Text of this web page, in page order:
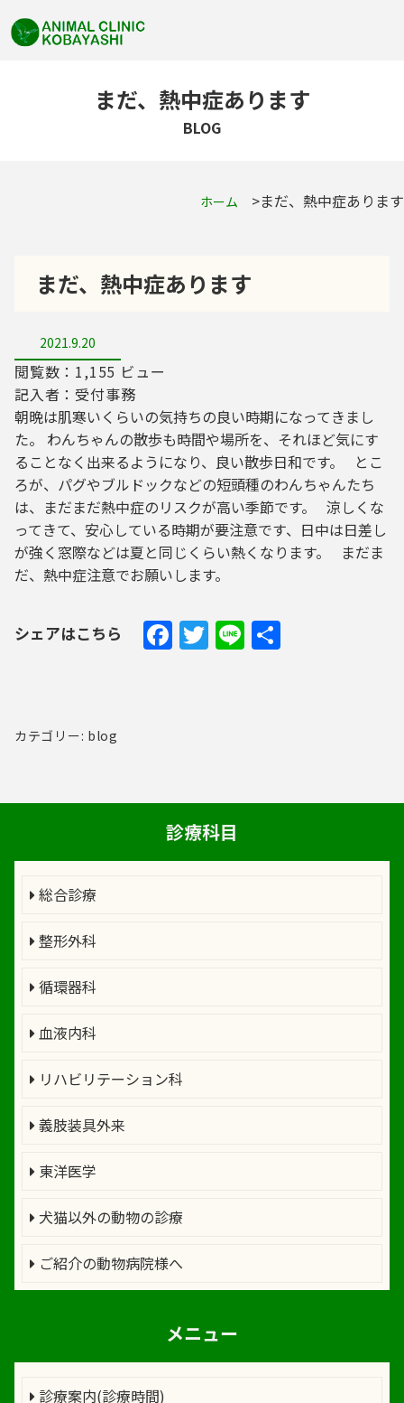
まだ、熱中症あります
BLOG
ホーム まだ、熱中症あります
まだ、熱中症あります
2021.9.20
閲覧数：1,155 ビュー
記入者：受付事務
朝晩は肌寒いくらいの気持ちの良い時期になってきまし
た。 わんちゃんの散歩も時間や場所を、それほど気にす
ることなく出来るようになり、良い散歩日和です。 とこ
ろが、パグやブルドックなどの短頭種のわんちゃんたち
は、まだまだ熱中症のリスクが高い季節です。 涼しくな
ってきて、安心している時期が要注意です、日中は日差し
が強く窓際などは夏と同じくらい熱くなります。 まだま
だ、熱中症注意でお願いします。
シェアはこちら Facebook
Twitter
Line
カテゴリー: blog
診療科目
総合診療
整形外科
循環器科
血液内科
リハビリテーション科
義肢装具外来
東洋医学
犬猫以外の動物の診療
ご紹介の動物病院様へ
メニュー
診療案内(診療時間)